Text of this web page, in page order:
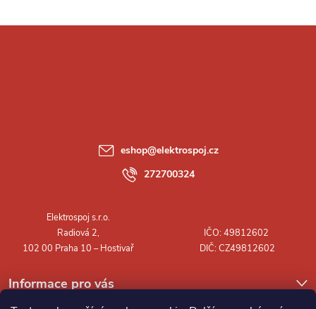
Informace pro vás
eshop@elektrospoj.cz
272700324